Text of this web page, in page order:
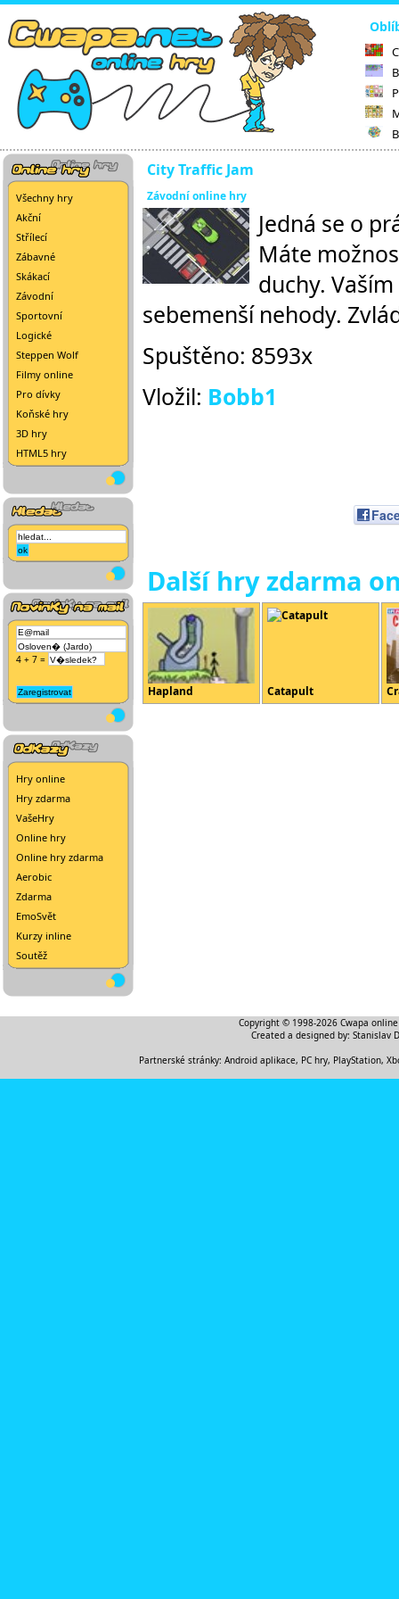
Všechny hry
Akční
Střílecí
Zábavné
Skákací
Závodní
Sportovní
Logické
Steppen Wolf
Filmy online
Pro dívky
Koňské hry
3D hry
HTML5 hry
4 + 7 =
Hry online
Hry zdarma
VašeHry
Online hry
Online hry zdarma
Aerobic
Zdarma
EmoSvět
Kurzy inline
Soutěž
City Traffic Jam
Závodní online hry
Jedná se o
Máte
duchy.
sebemenší nehody.
Spuštěno: 8593x
Vložil: Bobb1
Další hry zdarma
Hapland Catapult
Copyright © 1998-2026 Cwapa
Created a designed by: Stanislav
Partnerské stránky: Android aplikace, PC hry, PlayStation,